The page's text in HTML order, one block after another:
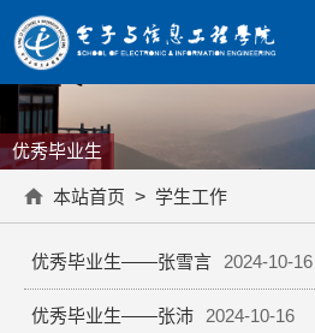
优秀毕业生
本站首页 > 学生工作
优秀毕业生——张雪言 2024-10-16
优秀毕业生——张沛 2024-10-16